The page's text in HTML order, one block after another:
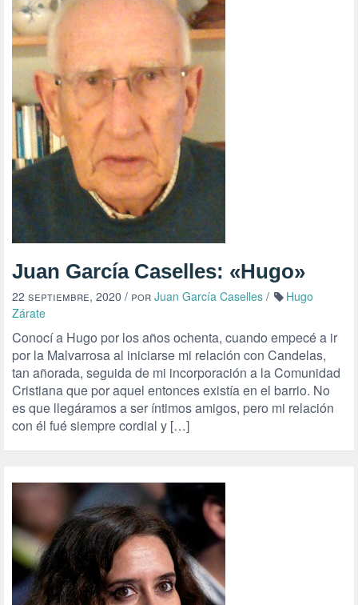
Juan García Caselles: «Hugo»
22 septiembre, 2020 / por Juan García Caselles /
Hugo
Zárate
Conocí a Hugo por los años ochenta, cuando empecé a ir
por la Malvarrosa al iniciarse mi relación con Candelas,
tan añorada, seguida de mi incorporación a la Comunidad
Cristiana que por aquel entonces existía en el barrio. No
es que llegáramos a ser íntimos amigos, pero mi relación
con él fué siempre cordial y […]